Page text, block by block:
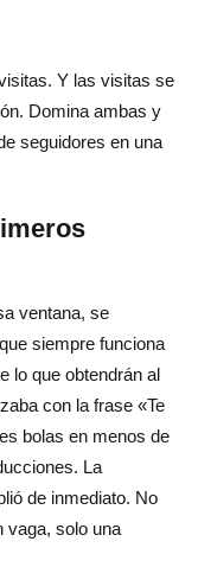
Y las visitas se
Domina ambas y
seguidores en una
ventana, se
siempre funciona
lo que obtendrán al
con la frase «Te
bolas en menos de
La
de inmediato. No
vaga, solo una